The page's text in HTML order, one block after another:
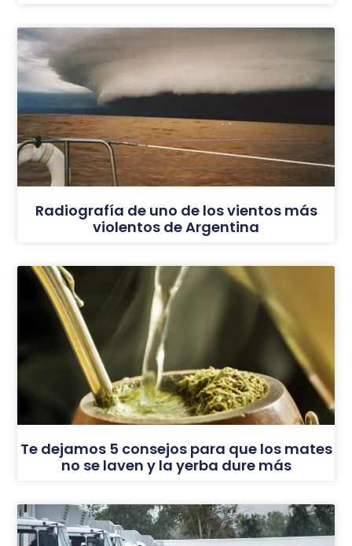
Radiografía de uno de los vientos más
violentos de Argentina
Te dejamos 5 consejos para que los mates
no se laven y la yerba dure más